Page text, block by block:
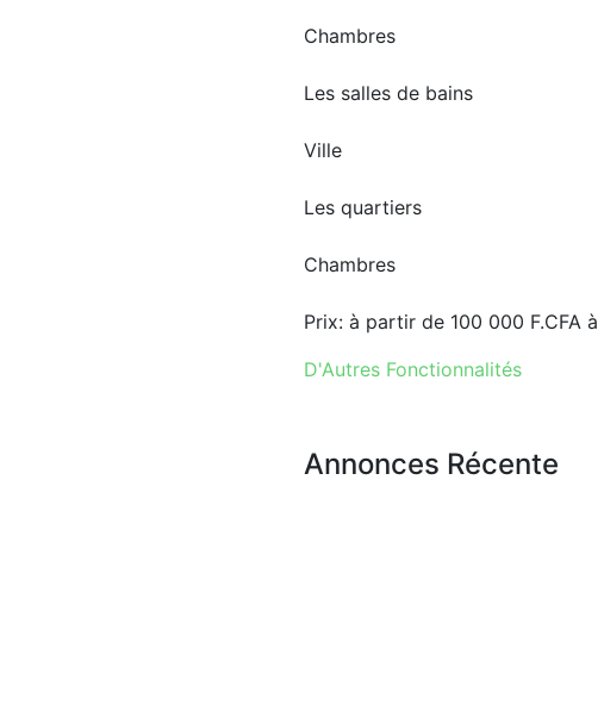
Chambres
Les salles de bains
Ville
Les quartiers
Chambres
Prix: à partir de 100 000 F.CFA à
D'Autres Fonctionnalités
Annonces Récente